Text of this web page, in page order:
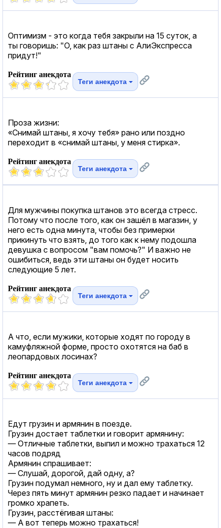
Оптимизм - это когда тебя закрыли на 15 суток, а
ты говоришь: "О, как раз штаны с АлиЭкспресса
придут!"
Рейтинг анекдота
Теги анекдота
Проза жизни:
«Снимай штаны, я хочу тебя» рано или поздно
переходит в «снимай штаны, у меня стирка».
Рейтинг анекдота
Теги анекдота
Для мужчины покупка штанов это всегда стресс.
Потому что после того, как он зашёл в магазин, у
него есть одна минута, чтобы без примерки
прикинуть что взять, до того как к нему подошла
девушка с вопросом "вам помочь?" И важно не
ошибиться, ведь эти штаны он будет носить
следующие 5 лет.
Рейтинг анекдота
Теги анекдота
А что, если мужики, которые ходят по городу в
камуфляжной форме, просто охотятся на баб в
леопардовых лосинах?
Рейтинг анекдота
Теги анекдота
Едут грузин и армянин в поезде.
Грузин достает таблетки и говорит армянину:
— Отличные таблетки, выпил и можно трахаться 12
часов подряд
Армянин спрашивает:
— Слушай, дорогой, дай одну, а?
Грузин подумал немного, ну и дал ему таблетку.
Через пять минут армянин резко падает и начинает
громко храпеть.
Грузин, расстёгивая штаны:
— А вот теперь можно трахаться!